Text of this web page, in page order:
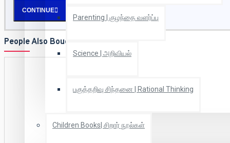
Parenting | குழந்தை வளர்ப்பு
Science | அறிவியல்
பகுத்தறிவு சிந்தனை | Rational Thinking
Children Books| சிறார் நூல்கள்
CONTINUE
People Also Bought